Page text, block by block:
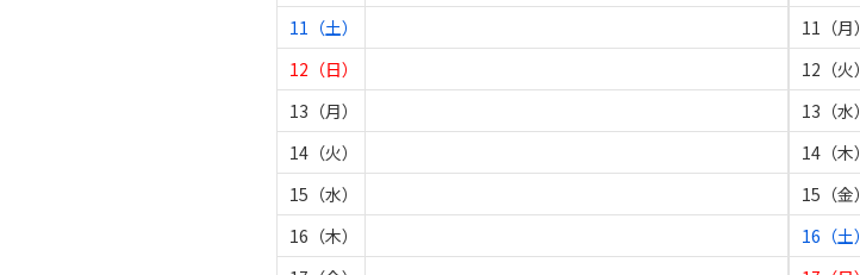
11（土）
12（日）
13（月）
14（火）
15（水）
16（木）
11（月）
12（火）
13（水）
14（木）
15（金）
16（土）